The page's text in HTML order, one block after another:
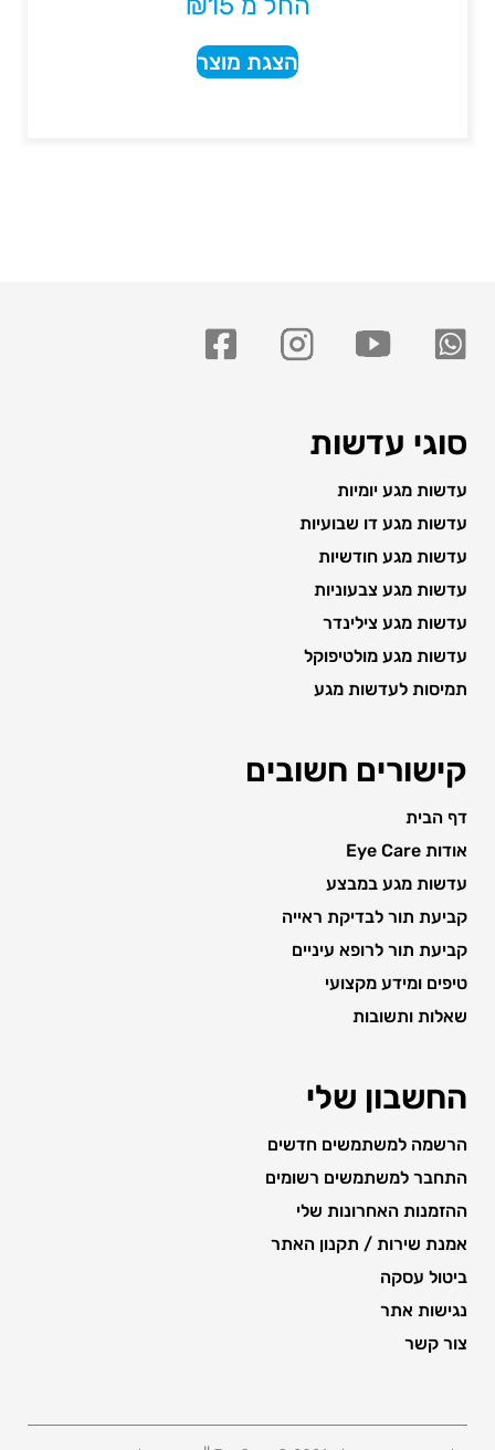
הצגת מוצר
סוגי עדשות
עדשות מגע יומיות
עדשות מגע דו שבועיות
עדשות מגע חודשיות
עדשות מגע צבעוניות
עדשות מגע צילינדר
עדשות מגע מולטיפוקל
תמיסות לעדשות מגע
קישורים חשובים
דף הבית
אודות Eye Care
עדשות מגע במבצע
קביעת תור לבדיקת ראייה
קביעת תור לרופא עיניים
טיפים ומידע מקצועי
שאלות ותשובות
החשבון שלי
הרשמה למשתמשים חדשים
התחבר למשתמשים רשומים
ההזמנות האחרונות שלי
אמנת שירות / תקנון האתר
ביטול עסקה
נגישות אתר
צור קשר